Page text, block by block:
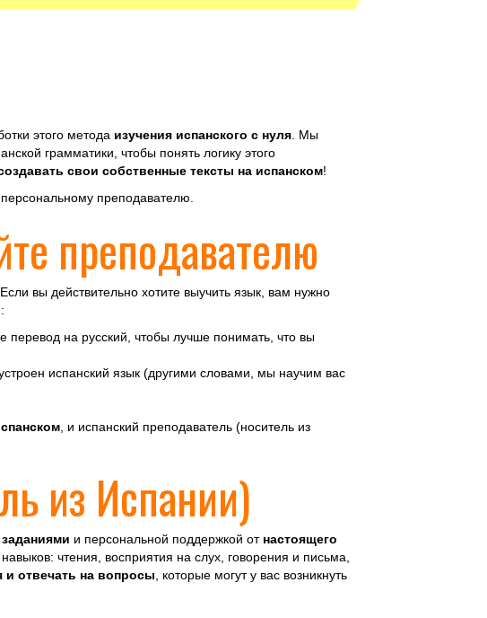
этого метода изучения испанского с нуля . Мы
грамматики, чтобы понять логику этого
свои собственные тексты на испанском!
преподавателю.
преподавателю
. Если вы действительно хотите выучить язык, вам нужно
перевод на русский, чтобы лучше понимать, что вы
испанский язык (другими словами, мы научим вас
, и испанский преподаватель (носитель из
из Испании)
и персональной поддержкой от настоящего
чтения, восприятия на слух, говорения и письма,
и отвечать на вопросы , которые могут у вас возникнуть